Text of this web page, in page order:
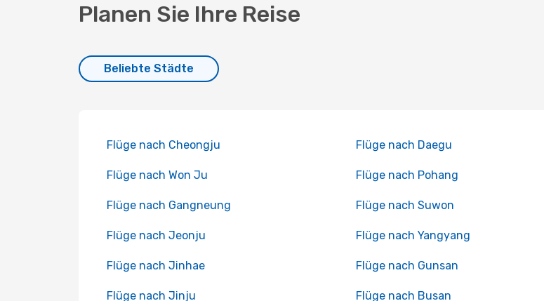
Planen Sie Ihre Reise
Beliebte Städte
Flüge nach Cheongju Flüge nach Daegu
Flüge nach Won Ju Flüge nach Pohang
Flüge nach Gangneung Flüge nach Suwon
Flüge nach Jeonju Flüge nach Yangyang
Flüge nach Jinhae Flüge nach Gunsan
Flüge nach Jinju Flüge nach Busan